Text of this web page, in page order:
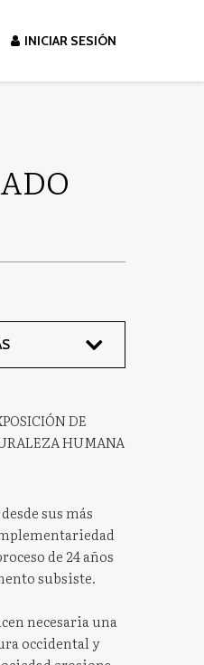
INICIAR SESIÓN
DE
HUMANA
sus más
de 24 años
subsiste.
necesaria una
occidental y